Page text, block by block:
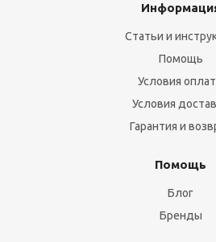
Статьи и
Помощь
Условия
Условия
Гарантия и
Помощь
Блог
Бренды